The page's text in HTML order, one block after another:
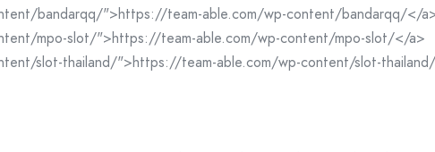
bandarqq/">https://team-able.com/wp-content/bandarqq/</
mpo-slot/">https://team-able.com/wp-content/mpo-slot/</a>
slot-thailand/">https://team-able.com/wp-content/slot-